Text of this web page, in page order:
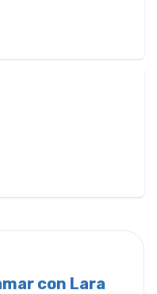
con Lara